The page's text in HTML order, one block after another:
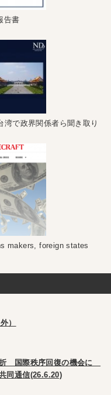
告書
で政界関係者ら聞き取り
makers, foreign states
）
折 国際秩序回復の機会に
同通信(26.6.20)